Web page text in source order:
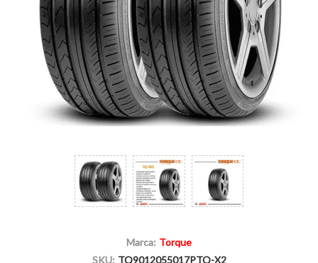
Marca: Torque
SKU: TQ9012055017PTO-X2